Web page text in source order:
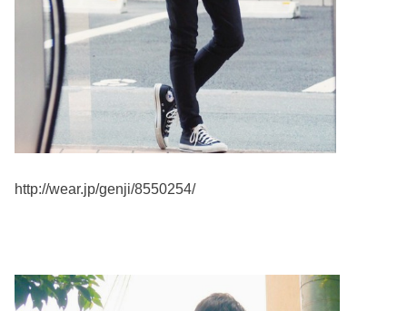
http://wear.jp/genji/8550254/